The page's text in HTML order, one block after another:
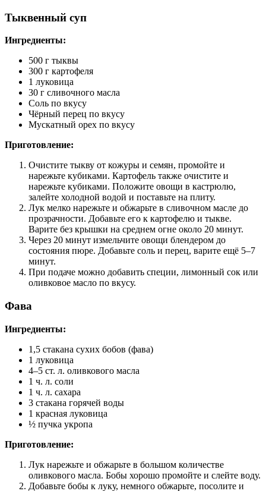
Тыквенный суп
Ингредиенты:
500 г тыквы
300 г картофеля
1 луковица
30 г сливочного масла
Соль по вкусу
Чёрный перец по вкусу
Мускатный орех по вкусу
Приготовление:
Очистите тыкву от кожуры и семян, промойте и
нарежьте кубиками. Картофель также очистите и
нарежьте кубиками. Положите овощи в кастрюлю,
залейте холодной водой и поставьте на плиту.
Лук мелко нарежьте и обжарьте в сливочном масле до
прозрачности. Добавьте его к картофелю и тыкве.
Варите без крышки на среднем огне около 20 минут.
Через 20 минут измельчите овощи блендером до
состояния пюре. Добавьте соль и перец, варите ещё 5–7
минут.
При подаче можно добавить специи, лимонный сок или
оливковое масло по вкусу.
Фава
Ингредиенты:
1,5 стакана сухих бобов (фава)
1 луковица
4–5 ст. л. оливкового масла
1 ч. л. соли
1 ч. л. сахара
3 стакана горячей воды
1 красная луковица
½ пучка укропа
Приготовление:
Лук нарежьте и обжарьте в большом количестве
оливкового масла. Бобы хорошо промойте и слейте воду.
Добавьте бобы к луку, немного обжарьте, посолите и